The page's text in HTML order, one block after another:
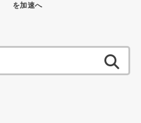
を加速へ
索: